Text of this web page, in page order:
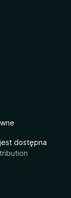
dostępna